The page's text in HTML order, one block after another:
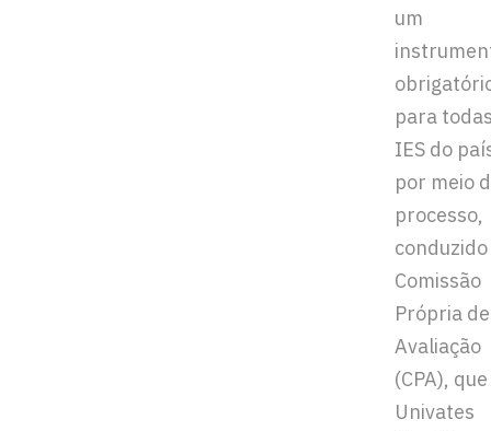
um
para
IES do
por meio
processo,
Comissão
Própria de
Avaliação
(CPA),
Univates